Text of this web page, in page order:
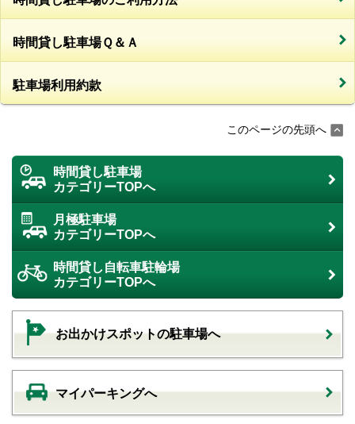
時間貸し駐車場Ｑ＆Ａ
駐車場利用約款
このページの先頭へ
時間貸し駐車場
カテゴリーTOPへ
月極駐車場
カテゴリーTOPへ
時間貸し自転車駐輪場
カテゴリーTOPへ
お出かけスポットの駐車場へ
マイパーキングへ